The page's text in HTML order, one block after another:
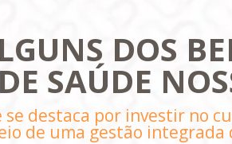
DOS
SAÚDE
destaca por investir no
de uma gestão integrada